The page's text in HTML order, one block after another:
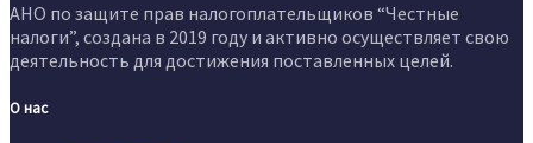
АНО по защите прав налогоплательщиков “Честные
налоги”, создана в 2019 году и активно осуществляет свою
деятельность для достижения поставленных целей.
О нас